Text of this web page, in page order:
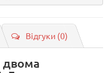
Відгуки (0)
двома